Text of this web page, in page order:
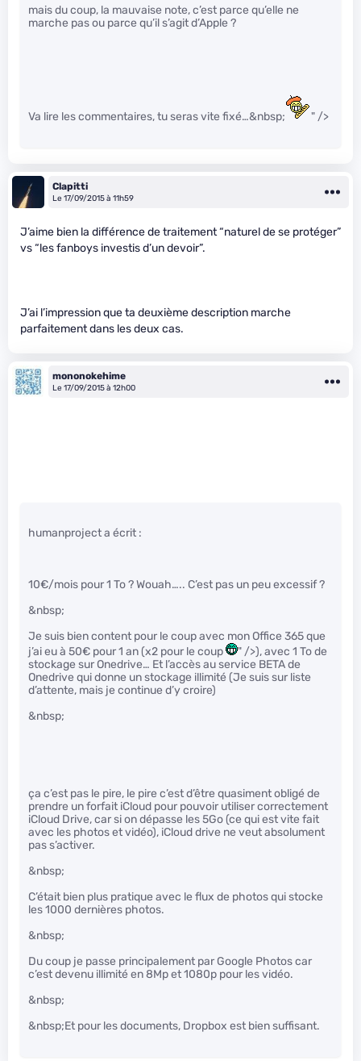
mais du coup, la mauvaise note, c’est parce qu’elle ne
marche pas ou parce qu’il s’agit d’Apple ?
Va lire les commentaires, tu seras vite fixé…&nbsp; " />
Clapitti
Le 17/09/2015 à 11h59
J’aime bien la différence de traitement “naturel de se protéger”
vs “les fanboys investis d’un devoir”.
J’ai l’impression que ta deuxième description marche
parfaitement dans les deux cas.
mononokehime
Le 17/09/2015 à 12h00
humanproject a écrit :
10€/mois pour 1 To ? Wouah….. C’est pas un peu excessif ?
&nbsp;
Je suis bien content pour le coup avec mon Office 365 que
j’ai eu à 50€ pour 1 an (x2 pour le coup
" />), avec 1 To de
stockage sur Onedrive… Et l’accès au service BETA de
Onedrive qui donne un stockage illimité (Je suis sur liste
d’attente, mais je continue d’y croire)
&nbsp;
ça c’est pas le pire, le pire c’est d’être quasiment obligé de
prendre un forfait iCloud pour pouvoir utiliser correctement
iCloud Drive, car si on dépasse les 5Go (ce qui est vite fait
avec les photos et vidéo), iCloud drive ne veut absolument
pas s’activer.
&nbsp;
C’était bien plus pratique avec le flux de photos qui stocke
les 1000 dernières photos.
&nbsp;
Du coup je passe principalement par Google Photos car
c’est devenu illimité en 8Mp et 1080p pour les vidéo.
&nbsp;
&nbsp;Et pour les documents, Dropbox est bien suffisant.